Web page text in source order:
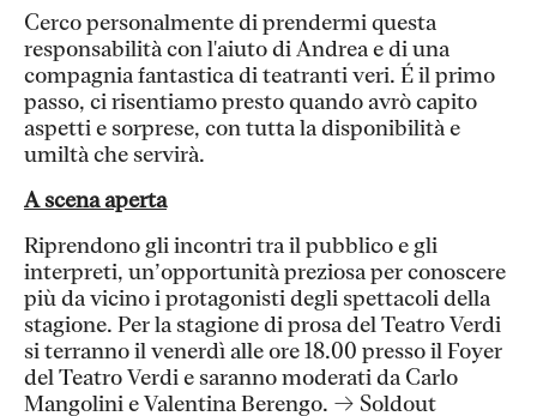
Cerco personalmente di prendermi questa
responsabilità con l'aiuto di Andrea e di una
compagnia fantastica di teatranti veri. É il primo
passo, ci risentiamo presto quando avrò capito
aspetti e sorprese, con tutta la disponibilità e
umiltà che servirà.
A scena aperta
Riprendono gli incontri tra il pubblico e gli
interpreti, un’opportunità preziosa per conoscere
più da vicino i protagonisti degli spettacoli della
stagione. Per la stagione di prosa del Teatro Verdi
si terranno il venerdì alle ore 18.00 presso il Foyer
del Teatro Verdi e saranno moderati da Carlo
Mangolini e Valentina Berengo. → Soldout